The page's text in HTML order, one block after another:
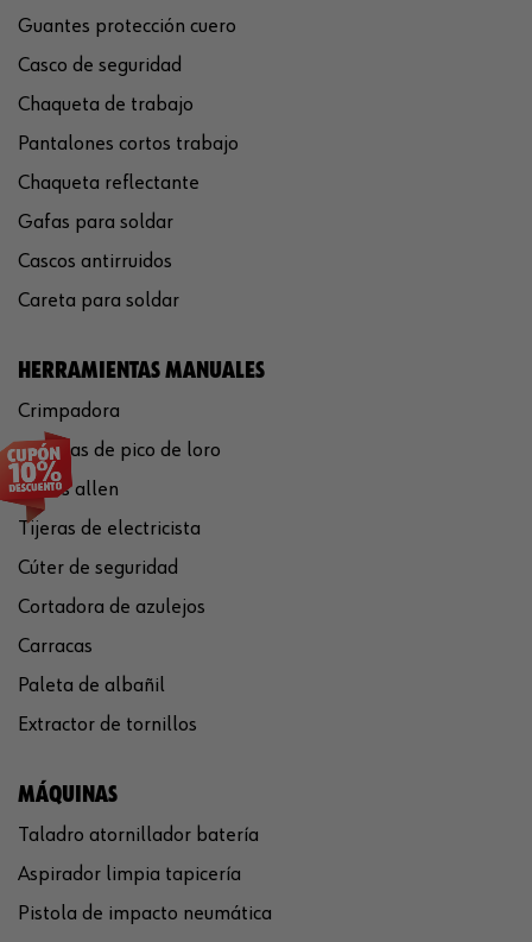
Guantes protección cuero
Casco de seguridad
Chaqueta de trabajo
Pantalones cortos trabajo
Chaqueta reflectante
Gafas para soldar
Cascos antirruidos
Careta para soldar
HERRAMIENTAS MANUALES
Crimpadora
Tenazas de pico de loro
Llaves allen
Tijeras de electricista
Cúter de seguridad
Cortadora de azulejos
Carracas
Paleta de albañil
Extractor de tornillos
MÁQUINAS
Taladro atornillador batería
Aspirador limpia tapicería
Pistola de impacto neumática